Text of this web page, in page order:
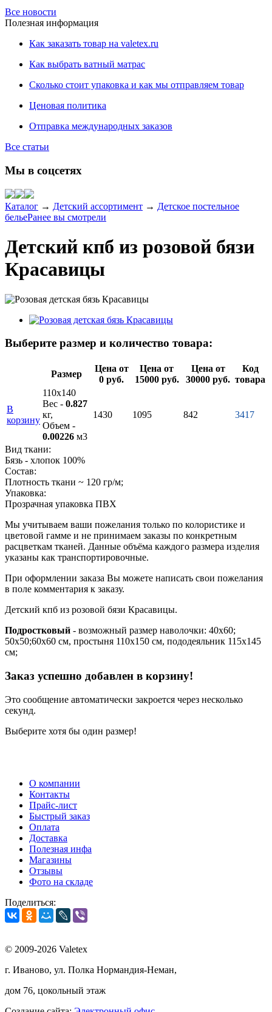
Все новости
Полезная информация
Как заказать товар на valetex.ru
Как выбрать ватный матрас
Сколько стоит упаковка и как мы отправляем товар
Ценовая политика
Отправка международных заказов
Все статьи
Мы в соцсетях
Каталог → Детский ассортимент → Детское постельное
бельеРанее вы смотрели
Детский кпб из розовой бязи
Красавицы
Выберите размер и количество товара:
Размер
Цена от
0 руб.
Цена от
15000 руб.
Цена от
30000 руб.
Код
товара
В
корзину
110х140
Вес - 0.827
кг,
Объем -
0.00226 м3
1430 1095 842 3417
Вид ткани:
Бязь - хлопок 100%
Состав:
Плотность ткани ~ 120 гр/м;
Упаковка:
Прозрачная упаковка ПВХ
Мы учитываем ваши пожелания только по колористике и
цветовой гамме и не принимаем заказы по конкретным
расцветкам тканей. Данные объёма каждого размера изделия
указаны как транспортировочные.
При оформлении заказа Вы можете написать свои пожелания
в поле комментария к заказу.
Детский кпб из розовой бязи Красавицы.
Подростковый - возможный размер наволочки: 40х60;
50х50;60х60 см, простыня 110х150 см, пододеяльник 115х145
см;
Заказ успешно добавлен в корзину!
Это сообщение автоматически закроется через несколько
секунд.
Выберите хотя бы один размер!
О компании
Контакты
Прайс-лист
Быстрый заказ
Оплата
Доставка
Полезная инфа
Магазины
Отзывы
Фото на складе
Поделиться:
© 2009-2026 Valetex
г. Иваново, ул. Полка Нормандия-Неман,
дом 76, цокольный этаж